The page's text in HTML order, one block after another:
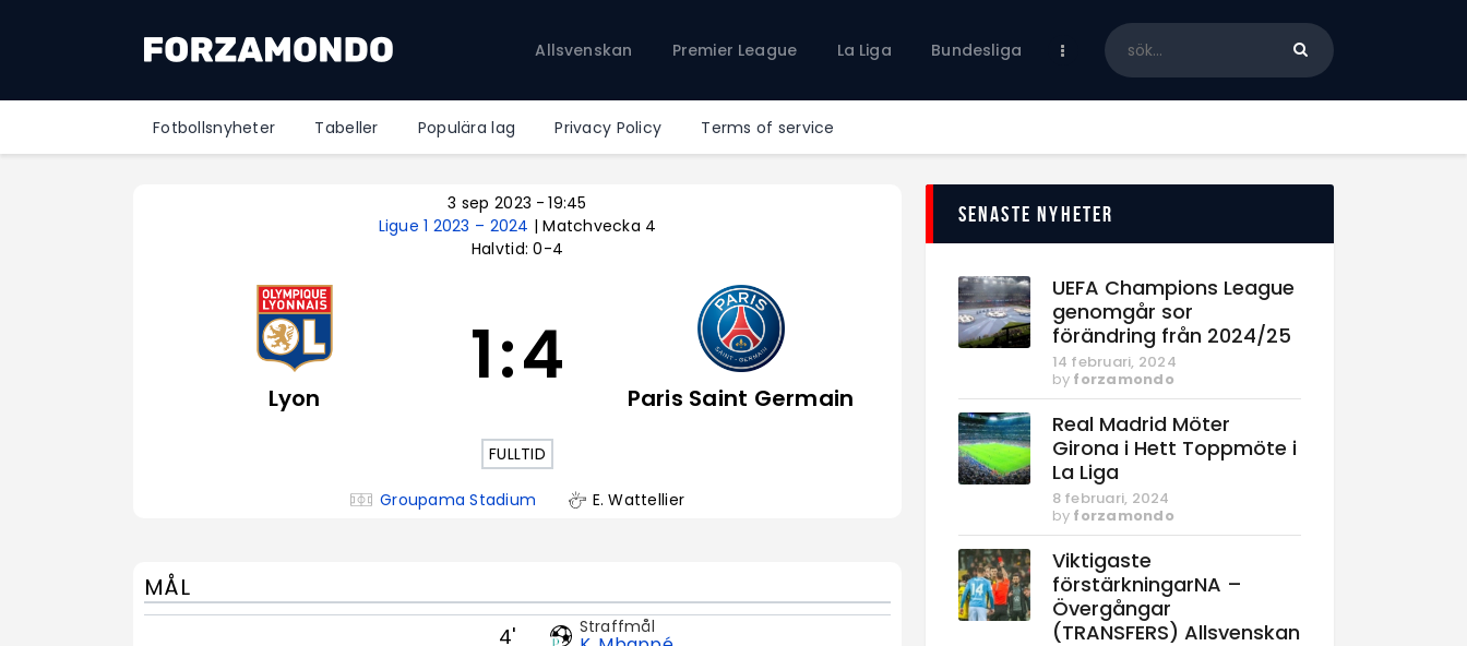
Allsvenskan Premier League La Liga Bundesliga
Fotbollsnyheter Tabeller Populära lag Privacy Policy Terms of service
Premier League
La Liga
Bundesliga
Ligue 1
3 sep 2023 - 19:45
Ligue 1 2023 – 2024 | Matchvecka 4
Halvtid: 0-4
Lyon 1:4 Paris Saint Germain
FULLTID
Groupama Stadium E. Wattellier
MÅL
4' Straffmål
Senaste nyheter
UEFA Champions League
genomgår sor
förändring från 2024/25
14 februari, 2024
by forzamondo
Real Madrid Möter
Girona i Hett Toppmöte i
La Liga
8 februari, 2024
by forzamondo
Viktigaste
förstärkningarNA –
Övergångar
(TRANSFERS) Allsvenskan